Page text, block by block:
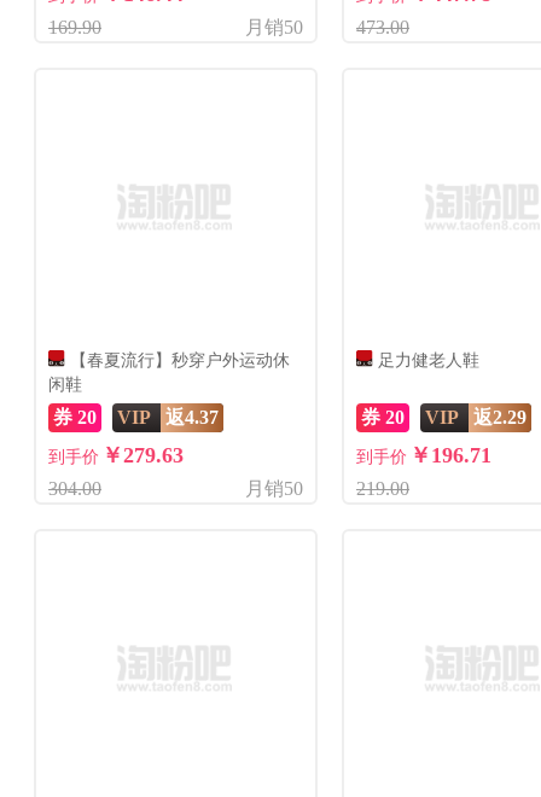
169.90 月销50 473.00
【春夏流行】秒穿户外运动休
闲鞋
券 20 VIP 返4.37
到手价 ￥279.63
304.00 月销50
足力健老人鞋
券 20 VIP 返2.29
到手价 ￥196.71
219.00